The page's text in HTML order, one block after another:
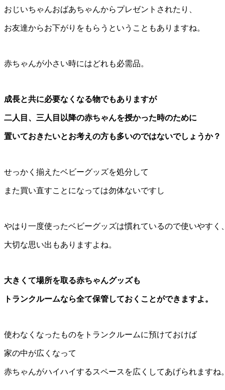
おじいちゃんおばあちゃんからプレゼントされたり、
お友達からお下がりをもらうということもありますね。
赤ちゃんが小さい時にはどれも必需品。
成長と共に必要なくなる物でもありますが
二人目、三人目以降の赤ちゃんを授かった時のために
置いておきたいとお考えの方も多いのではないでしょうか？
せっかく揃えたベビーグッズを処分して
また買い直すことになっては勿体ないですし
やはり一度使ったベビーグッズは慣れているので使いやすく
大切な思い出もありますよね。
大きくて場所を取る赤ちゃんグッズも
トランクルームなら全て保管しておくことができますよ。
使わなくなったものをトランクルームに預けておけば
家の中が広くなって
赤ちゃんがハイハイするスペースを広くしてあげられますね